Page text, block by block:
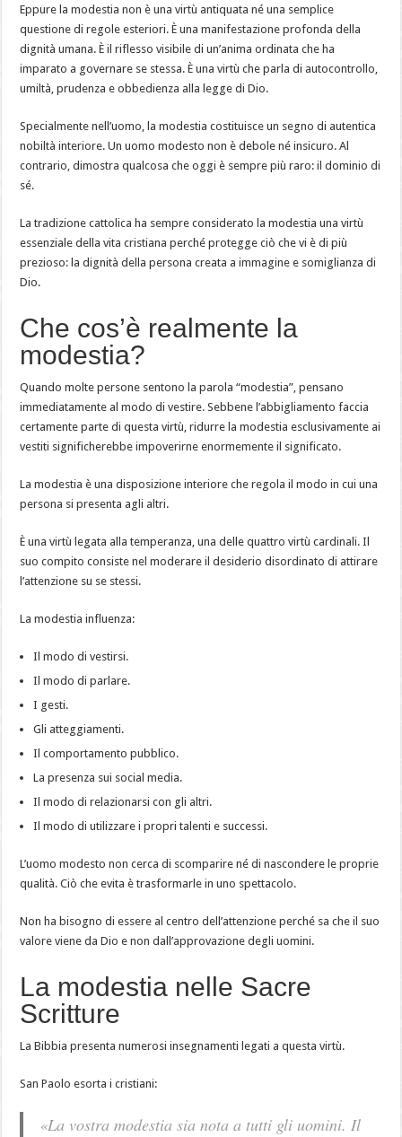
Eppure la modestia non è una virtù antiquata né una semplice
questione di regole esteriori. È una manifestazione profonda della
dignità umana. È il riflesso visibile di un’anima ordinata che ha
imparato a governare se stessa. È una virtù che parla di autocontrollo,
umiltà, prudenza e obbedienza alla legge di Dio.
Specialmente nell’uomo, la modestia costituisce un segno di autentica
nobiltà interiore. Un uomo modesto non è debole né insicuro. Al
contrario, dimostra qualcosa che oggi è sempre più raro: il dominio di
sé.
La tradizione cattolica ha sempre considerato la modestia una virtù
essenziale della vita cristiana perché protegge ciò che vi è di più
prezioso: la dignità della persona creata a immagine e somiglianza di
Dio.
Che cos’è realmente la
modestia?
Quando molte persone sentono la parola “modestia”, pensano
immediatamente al modo di vestire. Sebbene l’abbigliamento faccia
certamente parte di questa virtù, ridurre la modestia esclusivamente ai
vestiti significherebbe impoverirne enormemente il significato.
La modestia è una disposizione interiore che regola il modo in cui una
persona si presenta agli altri.
È una virtù legata alla temperanza, una delle quattro virtù cardinali. Il
suo compito consiste nel moderare il desiderio disordinato di attirare
l’attenzione su se stessi.
La modestia influenza:
Il modo di vestirsi.
Il modo di parlare.
I gesti.
Gli atteggiamenti.
Il comportamento pubblico.
La presenza sui social media.
Il modo di relazionarsi con gli altri.
Il modo di utilizzare i propri talenti e successi.
L’uomo modesto non cerca di scomparire né di nascondere le proprie
qualità. Ciò che evita è trasformarle in uno spettacolo.
Non ha bisogno di essere al centro dell’attenzione perché sa che il suo
valore viene da Dio e non dall’approvazione degli uomini.
La modestia nelle Sacre
Scritture
La Bibbia presenta numerosi insegnamenti legati a questa virtù.
San Paolo esorta i cristiani:
«La vostra modestia sia nota a tutti gli uomini. Il